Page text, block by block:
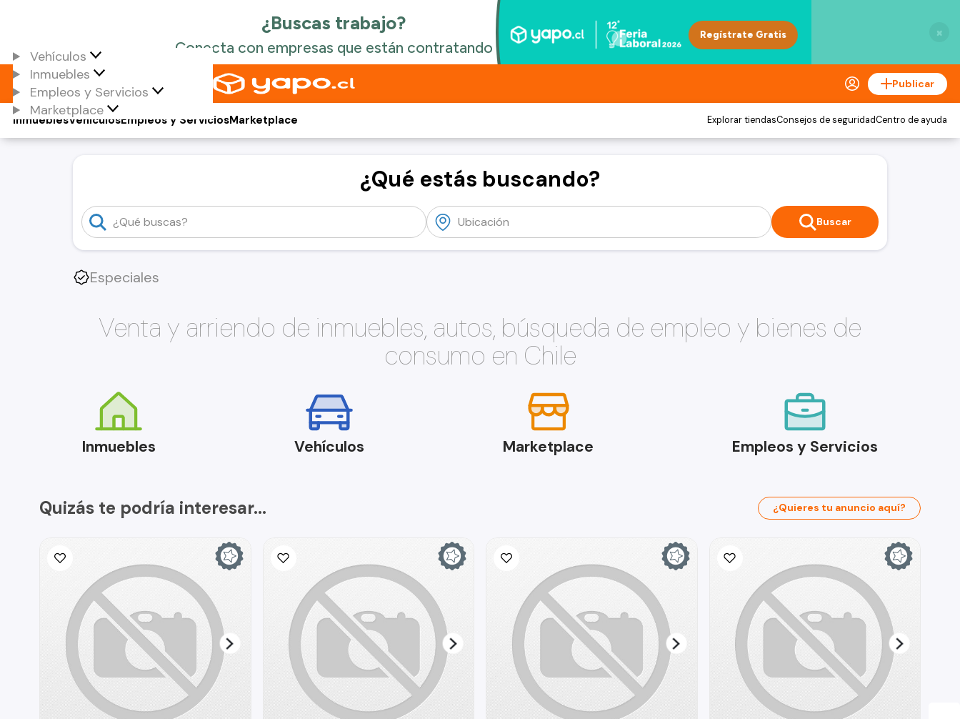
×
Vehículos
Inmuebles
Empleos y Servicios
Marketplace
Publicar
Vehículos
Inmuebles Empleos y ServiciosMarketplace Explorar tiendasConsejos de seguridadCentro de ayuda
¿Qué estás buscando?
Buscar
Especiales
Venta y arriendo de inmuebles, autos, búsqueda de empleo y bienes de
consumo en Chile
Inmuebles Vehículos Marketplace Empleos y Servicios
Quizás te podría interesar... ¿Quieres tu anuncio aquí?